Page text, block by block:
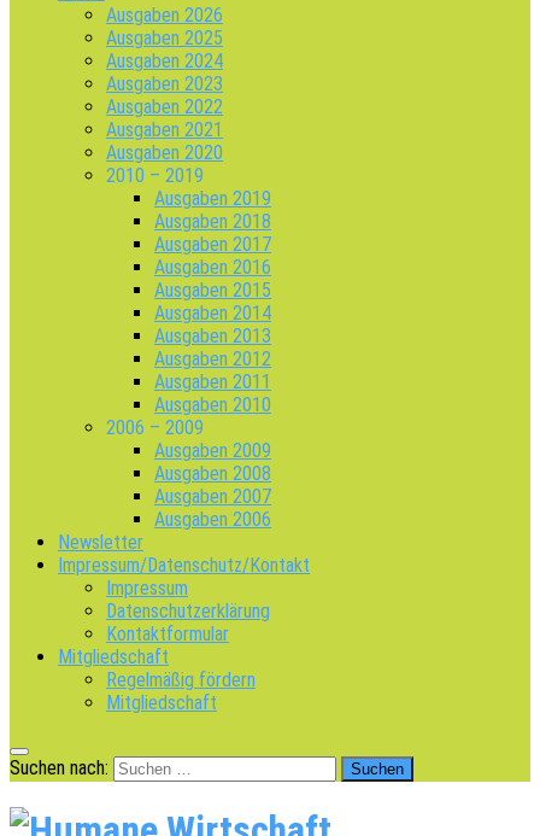
Ausgaben 2026
Ausgaben 2025
Ausgaben 2024
Ausgaben 2023
Ausgaben 2022
Ausgaben 2021
Ausgaben 2020
2010 – 2019
Ausgaben 2019
Ausgaben 2018
Ausgaben 2017
Ausgaben 2016
Ausgaben 2015
Ausgaben 2014
Ausgaben 2013
Ausgaben 2012
Ausgaben 2011
Ausgaben 2010
2006 – 2009
Ausgaben 2009
Ausgaben 2008
Ausgaben 2007
Ausgaben 2006
Newsletter
Impressum/Datenschutz/Kontakt
Impressum
Datenschutzerklärung
Kontaktformular
Mitgliedschaft
Regelmäßig fördern
Mitgliedschaft
Suchen nach: